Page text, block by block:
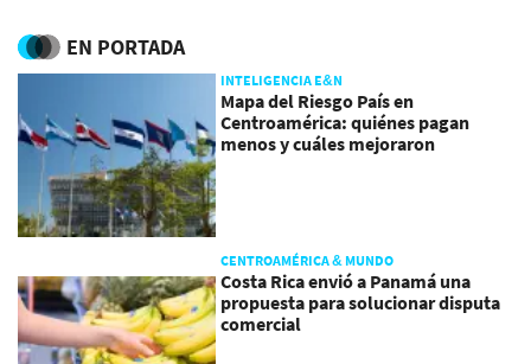
EN PORTADA
INTELIGENCIA E&N
Mapa del Riesgo País en
Centroamérica: quiénes pagan
menos y cuáles mejoraron
CENTROAMÉRICA & MUNDO
Costa Rica envió a Panamá una
propuesta para solucionar disputa
comercial